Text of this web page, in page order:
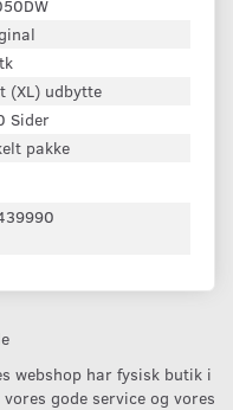
(XL) udbytte
Sider
pakke
webshop har fysisk butik i
gode service og vores